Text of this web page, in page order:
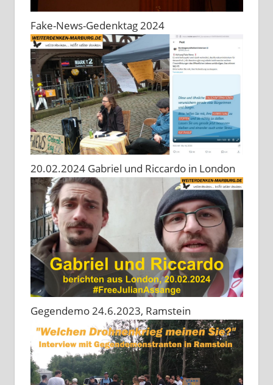
Fake-News-Gedenktag 2024
20.02.2024 Gabriel und Riccardo in London
Gegendemo 24.6.2023, Ramstein